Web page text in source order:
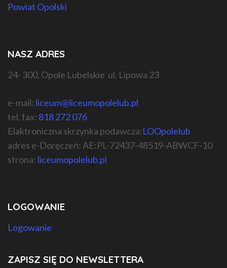
Powiat Opolski
NASZ ADRES
24- 300, Opole Lubelskie ul. Lipowa 23
e-mail: liceum@liceumopolelub.pl
tel, fax: 818 272 076
Elaktroniczna skrzynka podawcza:LOOpolelub
adres e-Doręczeń: AE:PL-72437-48519-ABWCF-10
strona: liceumopolelub.pl
LOGOWANIE
Logowanie
ZAPISZ SIĘ DO NEWSLETTERA